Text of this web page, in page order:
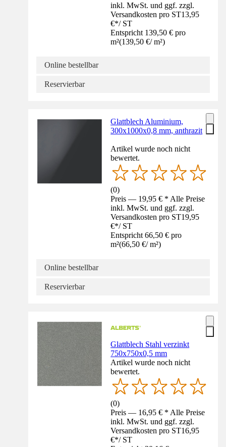
inkl. MwSt. und ggf. zzgl.
Versandkosten pro ST13,95
€*/ ST
Entspricht 139,50 € pro
m²(139,50 €/ m²)
Online bestellbar
Reservierbar
Glattblech Aluminium,
300x1000x0,8 mm, anthrazit
Artikel wurde noch nicht
bewertet.
(0)
Preis — 19,95 € * Alle Preise
inkl. MwSt. und ggf. zzgl.
Versandkosten pro ST19,95
€*/ ST
Entspricht 66,50 € pro
m²(66,50 €/ m²)
Online bestellbar
Reservierbar
Glattblech Stahl verzinkt
750x750x0,5 mm
Artikel wurde noch nicht
bewertet.
(0)
Preis — 16,95 € * Alle Preise
inkl. MwSt. und ggf. zzgl.
Versandkosten pro ST16,95
€*/ ST